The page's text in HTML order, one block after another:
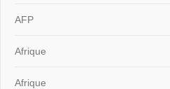
AFP
Afrique
Afrique